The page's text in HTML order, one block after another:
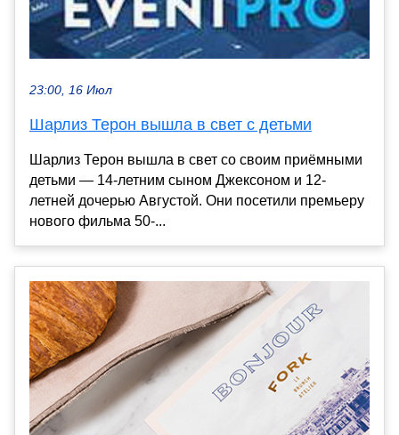
23:00, 16 Июл
Шарлиз Терон вышла в свет с детьми
Шарлиз Терон вышла в свет со своим приёмными
детьми — 14-летним сыном Джексоном и 12-
летней дочерью Августой. Они посетили премьеру
нового фильма 50-...